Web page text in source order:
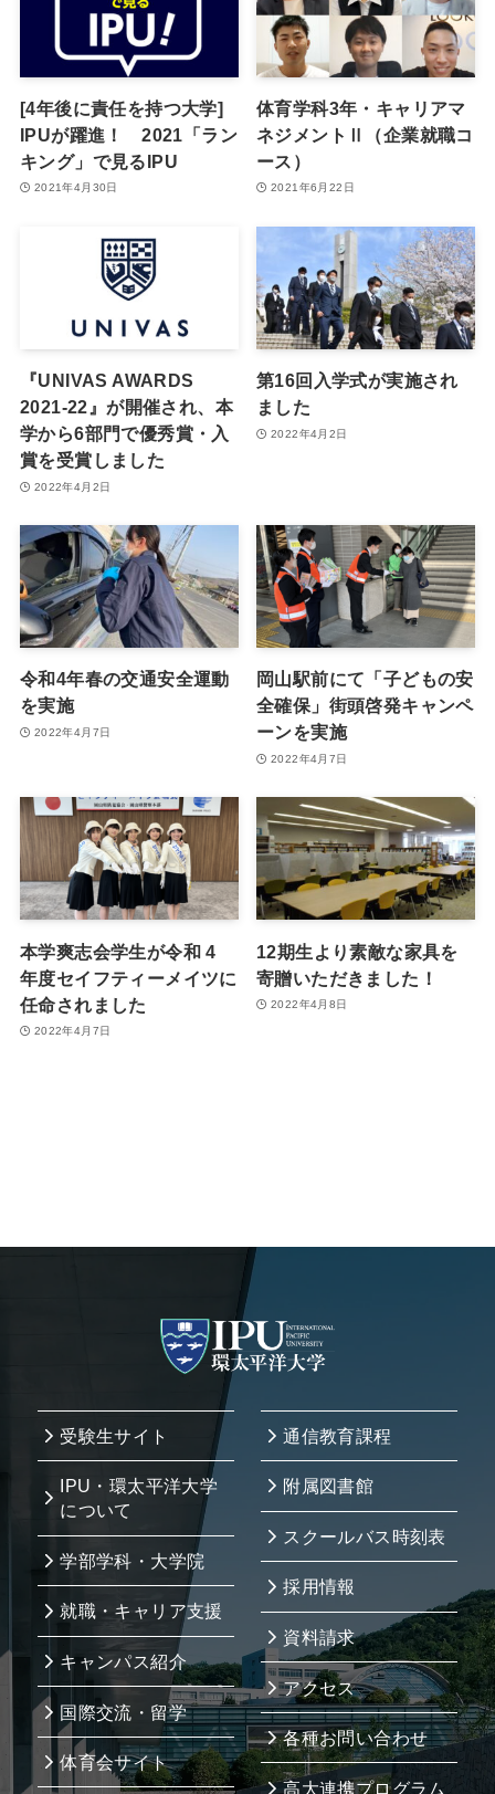
[4年後に責任を持つ大学]
IPUが躍進！ 2021「ラン
キング」で見るIPU
2021年4月30日
体育学科3年・キャリアマ
ネジメントⅡ（企業就職コ
ース）
2021年6月22日
『UNIVAS AWARDS
2021-22』が開催され、本
学から6部門で優秀賞・入
賞を受賞しました
2022年4月2日
第16回入学式が実施され
ました
2022年4月2日
令和4年春の交通安全運動
を実施
2022年4月7日
岡山駅前にて「子どもの安
全確保」街頭啓発キャンペ
ーンを実施
2022年4月7日
本学爽志会学生が令和 4
年度セイフティーメイツに
任命されました
2022年4月7日
12期生より素敵な家具を
寄贈いただきました！
2022年4月8日
受験生サイト
IPU・環太平洋大学
について
学部学科・大学院
就職・キャリア支援
キャンパス紹介
国際交流・留学
体育会サイト
通信教育課程
附属図書館
スクールバス時刻表
採用情報
資料請求
アクセス
各種お問い合わせ
高大連携プログラム